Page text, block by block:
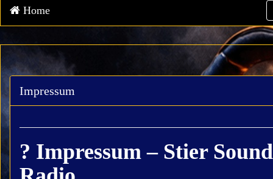
Home
Impressum
? Impressum – Stier Sound